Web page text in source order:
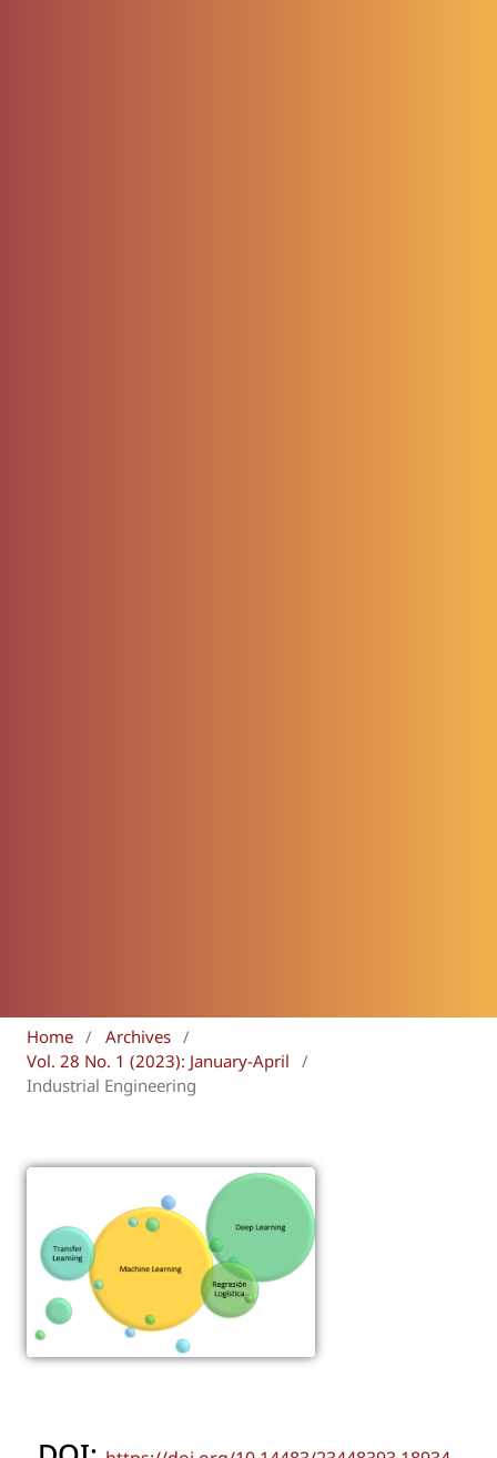
Home / Archives /
Vol. 28 No. 1 (2023): January-April
/
Industrial Engineering